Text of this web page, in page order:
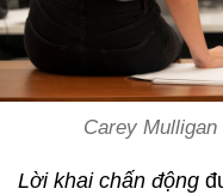
Carey
Lời khai chấn động